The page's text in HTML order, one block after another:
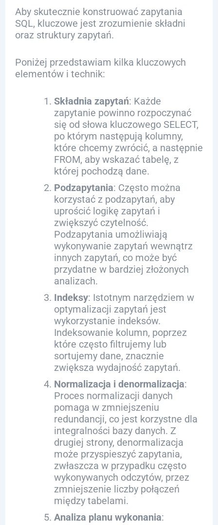
Aby skutecznie konstruować zapytania
SQL, kluczowe jest zrozumienie składni
oraz struktury zapytań.
Poniżej przedstawiam kilka kluczowych
elementów i technik:
Składnia zapytań: Każde
zapytanie powinno rozpoczynać
się od słowa kluczowego SELECT,
po którym następują kolumny,
które chcemy zwrócić, a następnie
FROM, aby wskazać tabelę, z
której pochodzą dane.
Podzapytania: Często można
korzystać z podzapytań, aby
uprościć logikę zapytań i
zwiększyć czytelność.
Podzapytania umożliwiają
wykonywanie zapytań wewnątrz
innych zapytań, co może być
przydatne w bardziej złożonych
analizach.
Indeksy: Istotnym narzędziem w
optymalizacji zapytań jest
wykorzystanie indeksów.
Indeksowanie kolumn, poprzez
które często filtrujemy lub
sortujemy dane, znacznie
zwiększa wydajność zapytań.
Normalizacja i denormalizacja:
Proces normalizacji danych
pomaga w zmniejszeniu
redundancji, co jest korzystne dla
integralności bazy danych. Z
drugiej strony, denormalizacja
może przyspieszyć zapytania,
zwłaszcza w przypadku często
wykonywanych odczytów, przez
zmniejszenie liczby połączeń
między tabelami.
Analiza planu wykonania: